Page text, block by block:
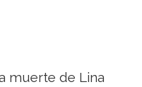
muerte de Lina